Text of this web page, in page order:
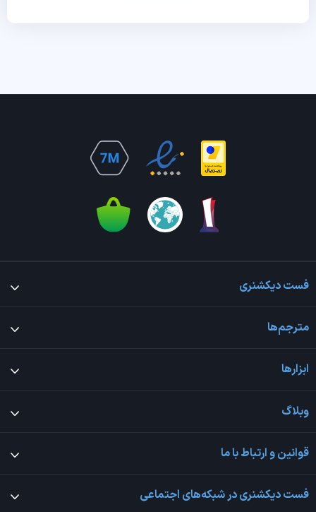
فست دیکشنری
مترجم‌ها
ابزارها
وبلاگ
قوانین و ارتباط با ما
فست دیکشنری در شبکه‌های اجتماعی